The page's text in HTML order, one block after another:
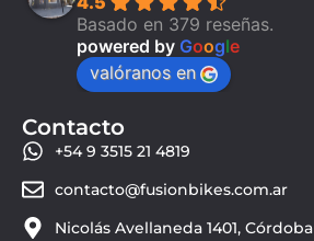
Basado en 379 reseñas.
powered by Google
valóranos en
Contacto
+54 9 3515 21 4819
contacto@fusionbikes.com.ar
Nicolás Avellaneda 1401, Córdoba